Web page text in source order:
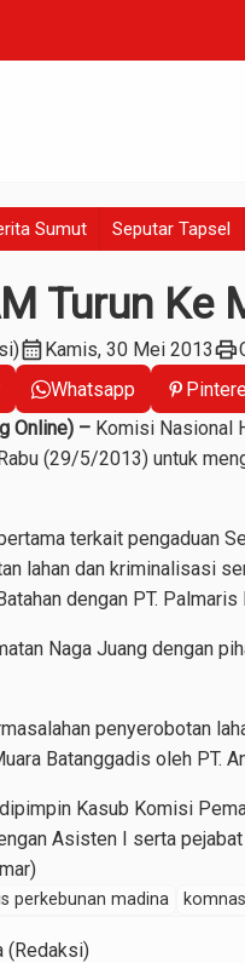
Sumut Seputar Tapsel
Turun Ke
calendar_monthKamis, 30 Mei 2013print
Whatsapp
Online) – Komisi Nasional
(29/5/2013) untuk
terkait pengaduan
lahan dan kriminalisasi
dengan PT. Palmaris
Naga Juang dengan
penyerobotan
Batanggadis oleh PT.
Kasub Komisi
Asisten I serta
perkebunan madina
(Redaksi)